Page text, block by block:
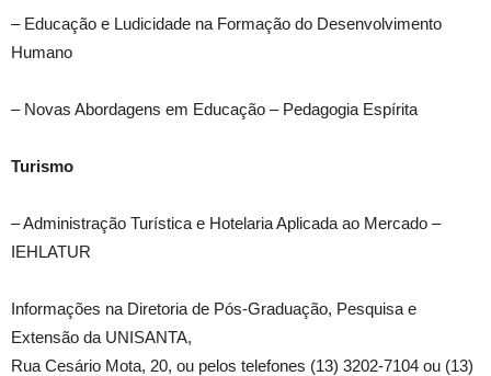
– Educação e Ludicidade na Formação do Desenvolvimento
Humano
– Novas Abordagens em Educação – Pedagogia Espírita
Turismo
– Administração Turística e Hotelaria Aplicada ao Mercado –
IEHLATUR
Informações na Diretoria de Pós-Graduação, Pesquisa e
Extensão da UNISANTA,
Rua Cesário Mota, 20, ou pelos telefones (13) 3202-7104 ou (13)